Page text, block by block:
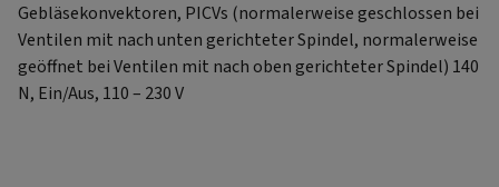
Gebläsekonvektoren, PICVs (normalerweise geschlossen bei
Ventilen mit nach unten gerichteter Spindel, normalerweise
geöffnet bei Ventilen mit nach oben gerichteter Spindel) 140
N, Ein/Aus, 110 – 230 V